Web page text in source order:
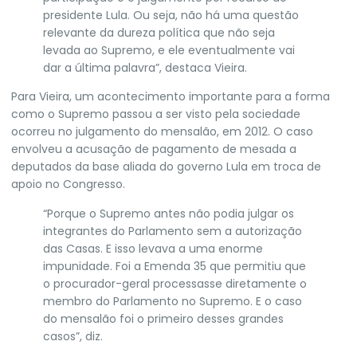
presidente Lula. Ou seja, não há uma questão
relevante da dureza política que não seja
levada ao Supremo, e ele eventualmente vai
dar a última palavra”, destaca Vieira.
Para Vieira, um acontecimento importante para a forma
como o Supremo passou a ser visto pela sociedade
ocorreu no julgamento do mensalão, em 2012. O caso
envolveu a acusação de pagamento de mesada a
deputados da base aliada do governo Lula em troca de
apoio no Congresso.
“Porque o Supremo antes não podia julgar os
integrantes do Parlamento sem a autorização
das Casas. E isso levava a uma enorme
impunidade. Foi a Emenda 35 que permitiu que
o procurador-geral processasse diretamente o
membro do Parlamento no Supremo. E o caso
do mensalão foi o primeiro desses grandes
casos”, diz.